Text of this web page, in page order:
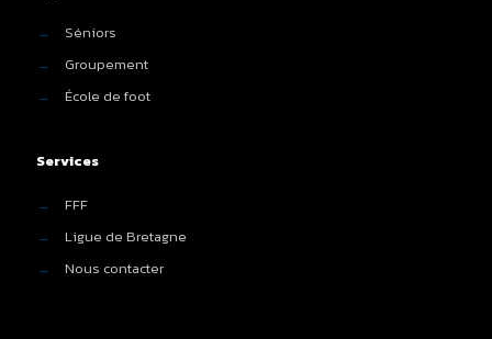
→
Séniors
→
Groupement
→
École de foot
Services
→
FFF
→
Ligue de Bretagne
→
Nous contacter